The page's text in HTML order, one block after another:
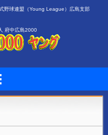
球連盟（Young League）広島支部
府中広島2000